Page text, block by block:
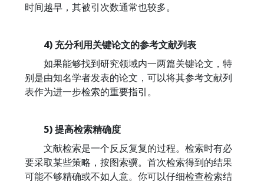
时间越早，其被引次数通常也较多。
4) 充分利用关键论文的参考文献列表
如果能够找到研究领域内一两篇关键论文，特
别是由知名学者发表的论文，可以将其参考文献列
表作为进一步检索的重要指引。
5) 提高检索精确度
文献检索是一个反反复复的过程。检索时有必
要采取某些策略，按图索骥。首次检索得到的结果
可能不够精确或不如人意。你可以仔细检查检索结